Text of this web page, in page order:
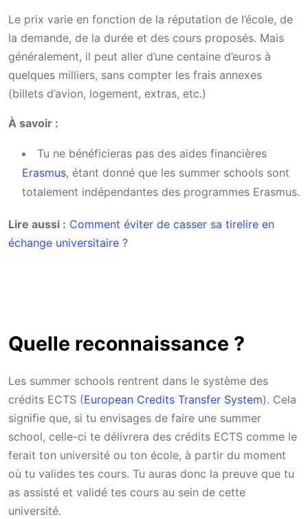
Le prix varie en fonction de la réputation de l’école, de
la demande, de la durée et des cours proposés. Mais
généralement, il peut aller d’une centaine d’euros à
quelques milliers, sans compter les frais annexes
(billets d’avion, logement, extras, etc.)
À savoir :
Tu ne bénéficieras pas des aides financières
Erasmus, étant donné que les summer schools sont
totalement indépendantes des programmes Erasmus.
Lire aussi : Comment éviter de casser sa tirelire en
échange universitaire ?
Quelle reconnaissance ?
Les summer schools rentrent dans le système des
crédits ECTS (European Credits Transfer System). Cela
signifie que, si tu envisages de faire une summer
school, celle-ci te délivrera des crédits ECTS comme le
ferait ton université ou ton école, à partir du moment
où tu valides tes cours. Tu auras donc la preuve que tu
as assisté et validé tes cours au sein de cette
université.